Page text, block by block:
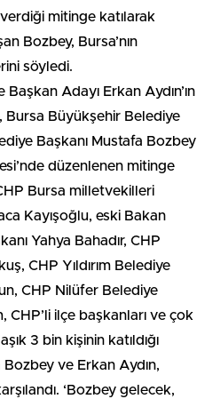
verdiği mitinge katılarak
Bozbey, Bursa’nın
söyledi.
Adayı Erkan Aydın’ın
Bursa Büyükşehir Belediye
Başkanı Mustafa Bozbey
düzenlenen mitinge
Bursa milletvekilleri
Kayışoğlu, eski Bakan
Yahya Bahadır, CHP
CHP Yıldırım Belediye
CHP Nilüfer Belediye
CHP’li ilçe başkanları ve çok
3 bin kişinin katıldığı
ve Erkan Aydın,
‘Bozbey gelecek,